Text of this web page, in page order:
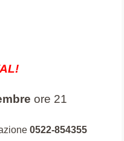
ore 21
0522-854355